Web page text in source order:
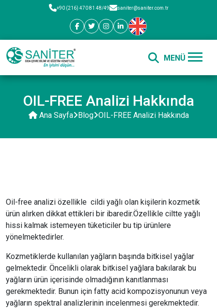
+90 (216) 470 81 48/49 saniter@saniter.com.tr
OIL-FREE Analizi Hakkında
Ana Sayfa Blog OIL-FREE Analizi Hakkında
Oil-free analizi özellikle cildi yağlı olan kişilerin kozmetik
ürün alırken dikkat ettikleri bir ibaredir.Özellikle ciltte yağlı
hissi kalmak istemeyen tüketiciler bu tip ürünlere
yönelmektedirler.
Kozmetiklerde kullanılan yağların başında bitkisel yağlar
gelmektedir. Öncelikli olarak bitkisel yağlara bakılarak bu
yağların ürün içerisinde olmadığının kanıtlanması
gerekmektedir. Bunun için fatty acid kompozisyonunun veya
yağların spektral analizlerinin incelenmesi gerekmektedir.